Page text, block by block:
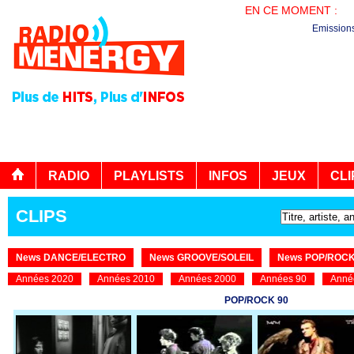
EN CE MOMENT :
RADIO PLAYLISTS INFOS JEUX
CLIPS
News DANCE/ELECTRO News GROOVE/SOLEIL
News POP/
Années 2020
Années 2010 Années 2000 Années 90
POP/ROCK 90